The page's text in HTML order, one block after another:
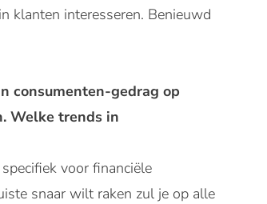
klanten interesseren. Benieuwd
consumenten-gedrag op
Welke trends in
voor financiële
snaar wilt raken zul je op alle